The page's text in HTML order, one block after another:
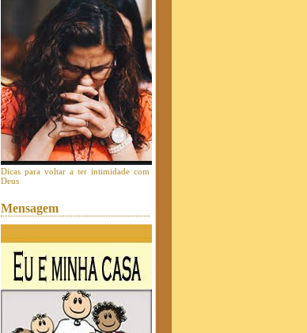
Dicas para voltar a ter intimidade com
Deus
Mensagem